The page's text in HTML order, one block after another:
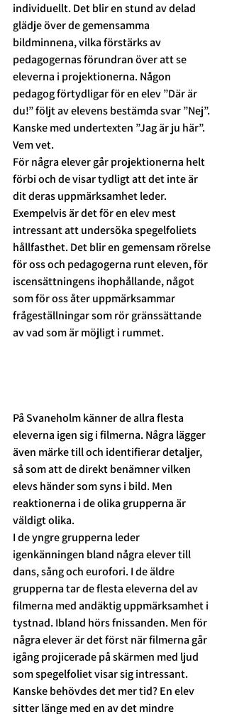
individuellt. Det blir en stund av delad
glädje över de gemensamma
bildminnena, vilka förstärks av
pedagogernas förundran över att se
eleverna i projektionerna. Någon
pedagog förtydligar för en elev ”Där är
du!” följt av elevens bestämda svar ”Nej”.
Kanske med undertexten ”Jag är ju här”.
Vem vet.
För några elever går projektionerna helt
förbi och de visar tydligt att det inte är
dit deras uppmärksamhet leder.
Exempelvis är det för en elev mest
intressant att undersöka spegelfoliets
hållfasthet. Det blir en gemensam rörelse
för oss och pedagogerna runt eleven, för
iscensättningens ihophållande, något
som för oss åter uppmärksammar
frågeställningar som rör gränssättande
av vad som är möjligt i rummet.
På Svaneholm känner de allra flesta
eleverna igen sig i filmerna. Några lägger
även märke till och identifierar detaljer,
så som att de direkt benämner vilken
elevs händer som syns i bild. Men
reaktionerna i de olika grupperna är
väldigt olika.
I de yngre grupperna leder
igenkänningen bland några elever till
dans, sång och eurofori. I de äldre
grupperna tar de flesta eleverna del av
filmerna med andäktig uppmärksamhet i
tystnad. Ibland hörs fnissanden. Men för
några elever är det först när filmerna går
igång projicerade på skärmen med ljud
som spegelfoliet visar sig intressant.
Kanske behövdes det mer tid? En elev
sitter länge med en av det mindre